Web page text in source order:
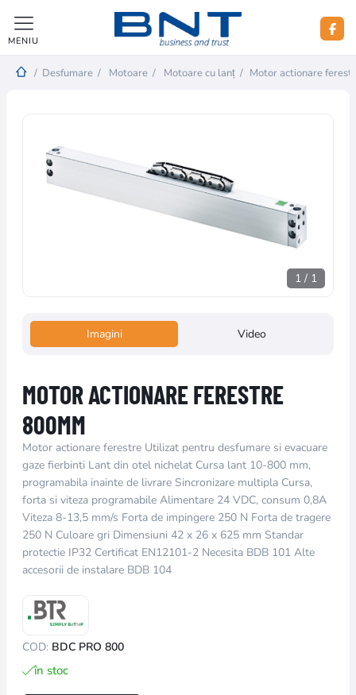
MENIU
/ Desfumare / Motoare / Motoare cu lanț / Motor actionare
Imagini Video
1 / 1
MOTOR ACTIONARE FERESTRE
800MM
Motor actionare ferestre Utilizat pentru desfumare si evacuare
gaze fierbinti Lant din otel nichelat Cursa lant 10-800 mm,
programabila inainte de livrare Sincronizare multipla Cursa,
forta si viteza programabile Alimentare 24 VDC, consum 0,8A
Viteza 8-13,5 mm/s Forta de impingere 250 N Forta de tragere
250 N Culoare gri Dimensiuni 42 x 26 x 625 mm Standar
protectie IP32 Certificat EN12101-2 Necesita BDB 101 Alte
accesorii de instalare BDB 104
COD: BDC PRO 800
în stoc